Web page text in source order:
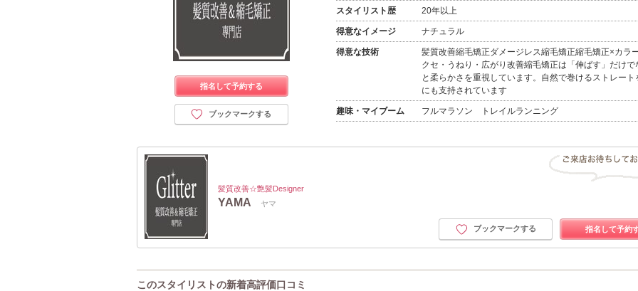
指名して予約する
ブックマークする
スタイリスト歴 20年以上
得意なイメージ ナチュラル
得意な技術
髪質改善縮毛矯正ダメージレス縮毛矯正縮毛矯正×カラ
クセ・うねり・広がり改善縮毛矯正は「伸ばす」だけで
と柔らかさを重視しています。自然で巻けるストレート
にも支持されています
趣味・マイブーム フルマラソン トレイルランニング
髪質改善☆艶髪Designer
YAMA ヤマ
指名して予約
ブックマークする
このスタイリストの新着高評価口コミ